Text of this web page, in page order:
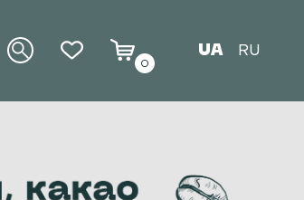
0
UA RU